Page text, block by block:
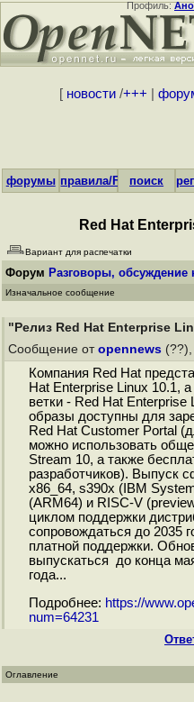
Профиль:
[ новости/+++
форумы правила/FAQпоиск
Red Hat
Вариант для распечатки
Форум Разговоры, обсуждение
Изначальное сообщение
"Релиз Red Hat Enterprise
Сообщение от opennews
Компания Red Hat
Hat Enterprise Linux 10.1,
ветки - Red Hat
образы доступны для
Red Hat Customer Portal
можно использовать
Stream 10, а также
разработчиков). Выпуск
x86_64, s390x (IBM
(ARM64) и RISC-V
циклом поддержки
сопровождаться до 2035
платной поддержки.
выпускаться до конца
года...
Подробнее: https://
num=64231
Оглавление